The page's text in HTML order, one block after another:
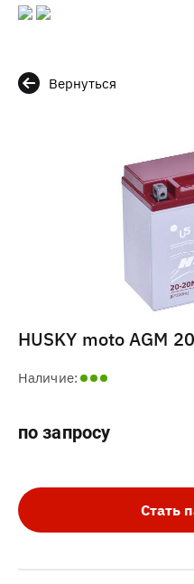
Вернуться
HUSKY moto AGM
Наличие:
по запросу
Стать